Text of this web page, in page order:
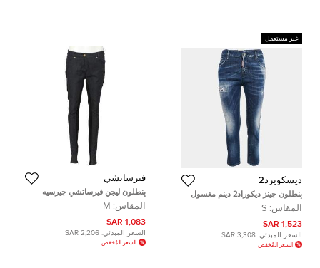
غير مستعمل
ديسكويرد2
بنطلون جينز ديكوراد2 دينم مغسول
أزرق بستايل كول جيرل بطول كروب
مقاس صغير - خصر 32''
المقاس: S
1,523 SAR
السعر المبدئي: 3,308 SAR
السعر المُخفض
فيرساتشي
بنطلون ليجن فيرساتشي جيرسيه
أسود ودينم أزرق كحلي مقاس وسط (
ميديوم )
المقاس: M
1,083 SAR
السعر المبدئي: 2,206 SAR
السعر المُخفض